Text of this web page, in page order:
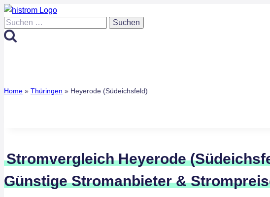
Zum
Inhalt
springen
Suchen
nach:
Home » Thüringen » Heyerode (Südeichsfeld)
Stromvergleich Heyerode
Günstige Stromanbieter &